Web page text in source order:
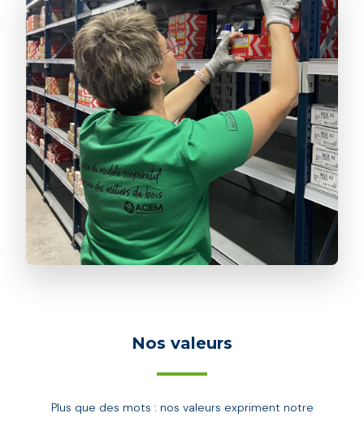
Nos valeurs
Plus que des mots : nos valeurs expriment notre